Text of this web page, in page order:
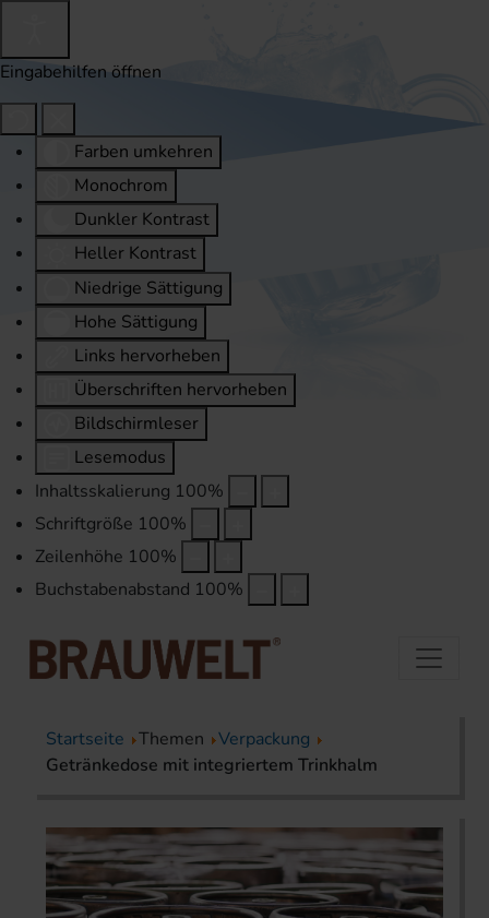
Eingabehilfen öffnen
Farben umkehren
Monochrom
Dunkler Kontrast
Heller Kontrast
Niedrige Sättigung
Hohe Sättigung
Links hervorheben
Überschriften hervorheben
Bildschirmleser
Lesemodus
Inhaltsskalierung 100%
Schriftgröße 100%
Zeilenhöhe 100%
Buchstabenabstand 100%
Startseite Themen
Verpackung
Getränkedose mit integriertem Trinkhalm